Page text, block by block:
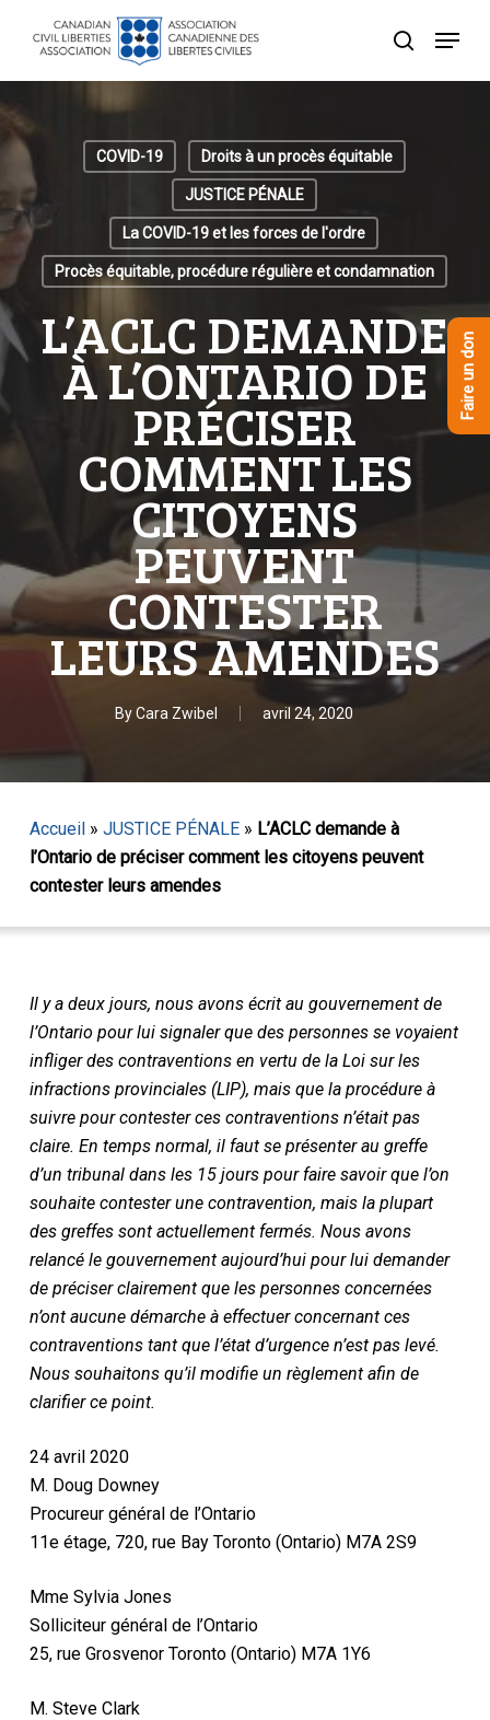
recherche
Menu
COVID-19 Droits à un procès équitable
JUSTICE PÉNALE
La COVID-19 et les forces de l'ordre
Procès équitable, procédure régulière et condamnation
L’ACLC DEMANDE
À L’ONTARIO DE
PRÉCISER
COMMENT LES
CITOYENS
PEUVENT
CONTESTER
LEURS AMENDES
ByCara Zwibel avril 24, 2020
Accueil» JUSTICE PÉNALE» L’ACLC demande à
l’Ontario de préciser comment les citoyens peuvent
contester leurs amendes
Il y a deux jours, nous avons écrit au gouvernement de
l’Ontario pour lui signaler que des personnes se voyaient
infliger des contraventions en vertu de la Loi sur les
infractions provinciales (LIP), mais que la procédure à
suivre pour contester ces contraventions n’était pas
claire. En temps normal, il faut se présenter au greffe
d’un tribunal dans les 15 jours pour faire savoir que l’on
souhaite contester une contravention, mais la plupart
des greffes sont actuellement fermés. Nous avons
relancé le gouvernement aujourd’hui pour lui demander
de préciser clairement que les personnes concernées
n’ont aucune démarche à effectuer concernant ces
contraventions tant que l’état d’urgence n’est pas levé.
Nous souhaitons qu’il modifie un règlement afin de
clarifier ce point.
24 avril 2020
M. Doug Downey
Procureur général de l’Ontario
11e étage, 720, rue Bay Toronto (Ontario) M7A 2S9
Mme Sylvia Jones
Solliciteur général de l’Ontario
25, rue Grosvenor Toronto (Ontario) M7A 1Y6
M. Steve Clark
Faire un don